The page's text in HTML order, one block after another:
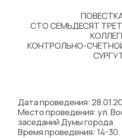
СТО СЕМЬДЕСЯТ
КОНТРОЛЬНО-
Дата проведения:
Место проведения: ул.
заседаний Думы города.
Время проведения: 14-30.